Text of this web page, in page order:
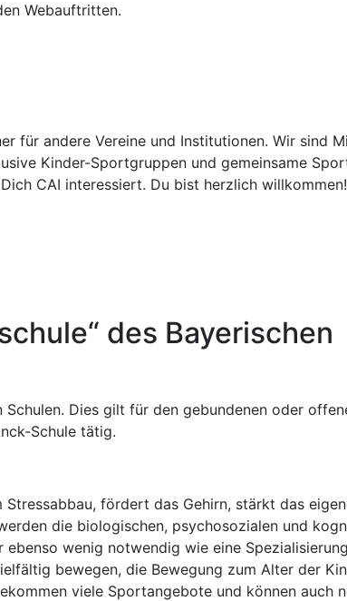
Webauftritten.
für andere Vereine und Institutionen. Wir sind
Kinder-Sportgruppen und gemeinsame
CAI interessiert. Du bist herzlich willkommen!
des Bayerischen
Dies gilt für den gebundenen oder
Schule tätig.
fördert das Gehirn, stärkt das
die biologischen, psychosozialen und
wenig notwendig wie eine
bewegen, die Bewegung zum Alter der
viele Sportangebote und können auch